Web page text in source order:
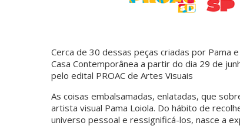
Cerca de 30 dessas peças criadas por Pama
Casa Contemporânea a partir do dia 29 de
pelo edital PROAC de Artes Visuais
As coisas embalsamadas, enlatadas, que
artista visual Pama Loiola. Do hábito de
universo pessoal e ressignificá-los, nasce a